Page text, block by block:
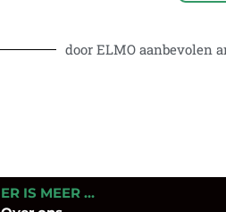
door ELMO aanbevolen
ER IS MEER …